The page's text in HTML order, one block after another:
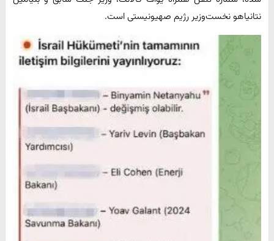
نتانیاهو نخست‌وزیر رژیم صهیونیستی است.